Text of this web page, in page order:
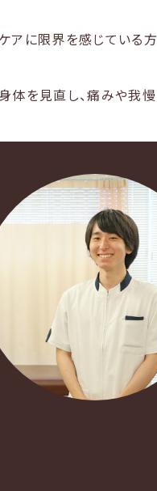
アに限界を感じている
体を見直し、痛みや我慢